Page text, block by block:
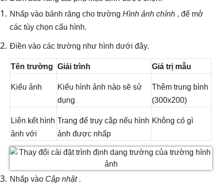
Nhấp vào bánh răng cho trườngHình ảnh chính , để mở
các tùy chọn cấu hình.
Điền vào các trường như hình dưới đây.
Tên trường Giải trình Giá trị mẫu
Kiểu ảnh
Kiểu hình ảnh nào sẽ sử
dụng
Thêm trung bình
(300x200)
Liên kết hình
ảnh với
Trang để truy cập nếu hình
ảnh được nhấp
Không có gì
Nhấp vào Cập nhật.